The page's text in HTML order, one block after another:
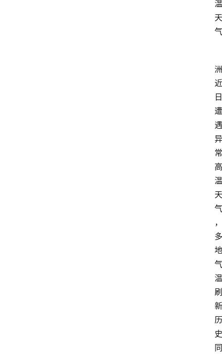
温
天
气
洲
近
日
遭
遇
异
常
高
温
天
气
，
多
地
气
温
刷
新
历
史
同